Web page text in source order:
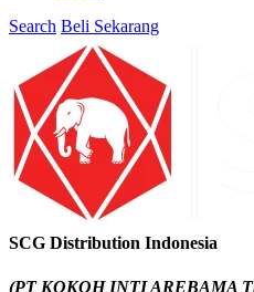
Search Beli Sekarang
SCG Distribution Indonesia
(PT KOKOH INTI AREBAMA